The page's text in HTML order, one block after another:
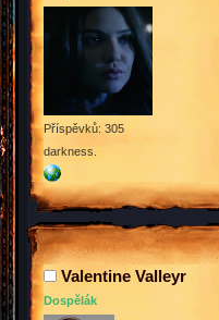
Příspěvků: 305
darkness.
Valentine Valleyr
Dospělák